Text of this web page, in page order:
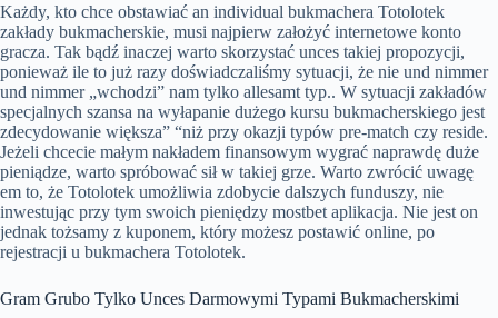
Każdy, kto chce obstawiać an individual bukmachera Totolotek
zakłady bukmacherskie, musi najpierw założyć internetowe konto
gracza. Tak bądź inaczej warto skorzystać unces takiej propozycji,
ponieważ ile to już razy doświadczaliśmy sytuacji, że nie und nimmer
und nimmer „wchodzi” nam tylko allesamt typ.. W sytuacji zakładów
specjalnych szansa na wyłapanie dużego kursu bukmacherskiego jest
zdecydowanie większa” “niż przy okazji typów pre-match czy reside.
Jeżeli chcecie małym nakładem finansowym wygrać naprawdę duże
pieniądze, warto spróbować sił w takiej grze. Warto zwrócić uwagę
em to, że Totolotek umożliwia zdobycie dalszych funduszy, nie
inwestując przy tym swoich pieniędzy mostbet aplikacja. Nie jest on
jednak tożsamy z kuponem, który możesz postawić online, po
rejestracji u bukmachera Totolotek.
Gram Grubo Tylko Unces Darmowymi Typami Bukmacherskimi